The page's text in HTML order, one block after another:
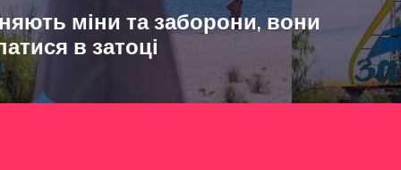
міни та заборони, вони
в затоці